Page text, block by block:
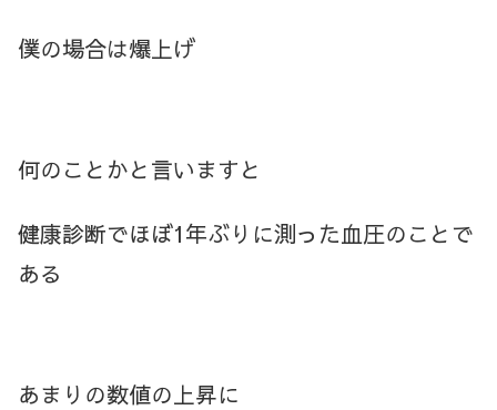
僕の場合は爆上げ
何のことかと言いますと
健康診断でほぼ1年ぶりに測った血圧のことで
ある
あまりの数値の上昇に